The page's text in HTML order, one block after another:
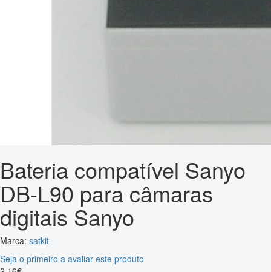
Bateria compatível Sanyo
DB-L90 para câmaras
digitais Sanyo
Marca: satkit
Seja o primeiro a avaliar este produto